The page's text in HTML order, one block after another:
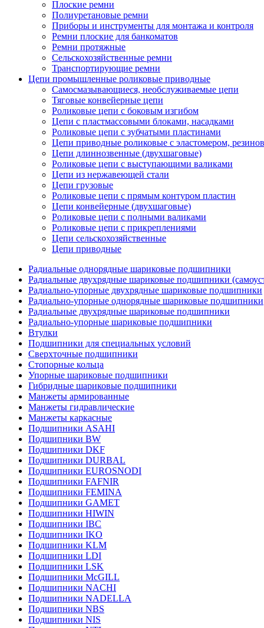
Плоские ремни
Полиуретановые ремни
Приборы и инструменты для монтажа и контроля
Ремни плоские для банкоматов
Ремни протяжные
Сельскохозяйственные ремни
Транспортирующие ремни
Цепи промышленные роликовые приводные
Самосмазывающиеся, необслуживаемые цепи
Тяговые конвейерные цепи
Роликовые цепи с боковым изгибом
Цепи с пластмассовыми блоками, насадками
Роликовые цепи с зубчатыми пластинами
Цепи приводные роликовые с эластомером,
Цепи длиннозвенные (двухшаговые)
Роликовые цепи с выступающими валиками
Цепи из нержавеющей стали
Цепи грузовые
Роликовые цепи с прямым контуром пластин
Цепи конвейерные (двухшаговые)
Роликовые цепи с полными валиками
Роликовые цепи с прикреплениями
Цепи сельскохозяйственные
Цепи приводные
Радиальные однорядные шариковые подшипники
Радиальные двухрядные шариковые подшипники
Радиально-упорные двухрядные шариковые подшипники
Радиально-упорные однорядные шариковые подшипники
Радиальные двухрядные шариковые подшипники
Радиально-упорные шариковые подшипники
Втулки
Подшипники для специальных условий
Сверхточные подшипники
Стопорные кольца
Упорные шариковые подшипники
Гибридные шариковые подшипники
Манжеты армированные
Манжеты гидравлические
Манжеты каркасные
Подшипники ASAHI
Подшипники BW
Подшипники DKF
Подшипники DURBAL
Подшипники EUROSNODI
Подшипники FAFNIR
Подшипники FEMINA
Подшипники GAMET
Подшипники HIWIN
Подшипники IBC
Подшипники IKO
Подшипники KLM
Подшипники LDI
Подшипники LSK
Подшипники McGILL
Подшипники NACHI
Подшипники NADELLA
Подшипники NBS
Подшипники NIS